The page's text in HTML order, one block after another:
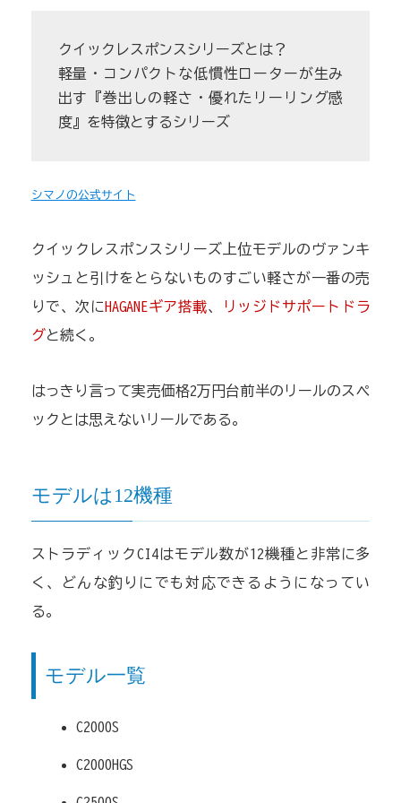
クイックレスポンスシリーズとは？
軽量・コンパクトな低慣性ローターが生み
出す『巻出しの軽さ・優れたリーリング感
度』を特徴とするシリーズ
シマノの公式サイト
クイックレスポンスシリーズ上位モデルのヴァンキ
ッシュと引けをとらないものすごい軽さが一番の売
りで、次にHAGANEギア搭載、
リッジドサポートドラ
グと続く。
はっきり言って実売価格2万円台前半のリールのスペ
ックとは思えないリールである。
モデルは12機種
ストラディックCI4はモデル数が12機種と非常に多
く、どんな釣りにでも対応できるようになってい
る。
モデル一覧
C2000S
C2000HGS